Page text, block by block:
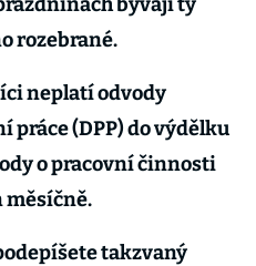
rozebrané.
neplatí odvody
práce (DPP) do výdělku
o pracovní činnosti
měsíčně.
takzvaný